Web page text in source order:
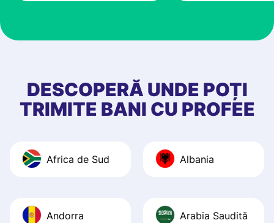
at Profee is very
first started
app, and they
quick to provide
DESCOPERĂ UNDE POȚI
TRIMITE BANI CU PROFEE
Africa de Sud Albania
Andorra Arabia Saudită